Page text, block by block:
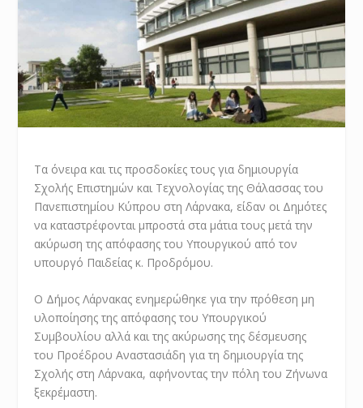
Τα όνειρα και τις προσδοκίες τους για δημιουργία
Σχολής Επιστημών και Τεχνολογίας της Θάλασσας του
Πανεπιστημίου Κύπρου στη Λάρνακα, είδαν οι Δημότες
να καταστρέφονται μπροστά στα μάτια τους μετά την
ακύρωση της απόφασης του Υπουργικού από τον
υπουργό Παιδείας κ. Προδρόμου.
Ο Δήμος Λάρνακας ενημερώθηκε για την πρόθεση μη
υλοποίησης της απόφασης του Υπουργικού
Συμβουλίου αλλά και της ακύρωσης της δέσμευσης
του Προέδρου Αναστασιάδη για τη δημιουργία της
Σχολής στη Λάρνακα, αφήνοντας την πόλη του Ζήνωνα
ξεκρέμαστη.